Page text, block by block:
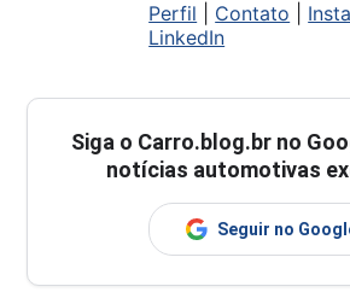
Perfil Contato
LinkedIn
Siga o Carro.blog.br no
notícias automotivas
Seguir no